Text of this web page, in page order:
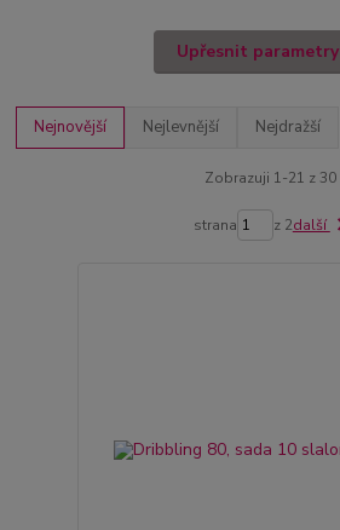
Upřesnit parametry
Nejnovější Nejlevnější Nejdražší
Zobrazuji 1-21 z 30
strana z 2další